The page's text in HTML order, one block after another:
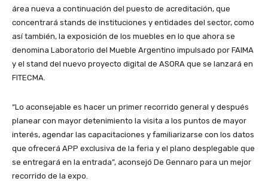
área nueva a continuación del puesto de acreditación, que
concentrará stands de instituciones y entidades del sector, como
así también, la exposición de los muebles en lo que ahora se
denomina Laboratorio del Mueble Argentino impulsado por FAIMA
y el stand del nuevo proyecto digital de ASORA que se lanzará en
FITECMA.
“Lo aconsejable es hacer un primer recorrido general y después
planear con mayor detenimiento la visita a los puntos de mayor
interés, agendar las capacitaciones y familiarizarse con los datos
que ofrecerá APP exclusiva de la feria y el plano desplegable que
se entregará en la entrada”, aconsejó De Gennaro para un mejor
recorrido de la expo.